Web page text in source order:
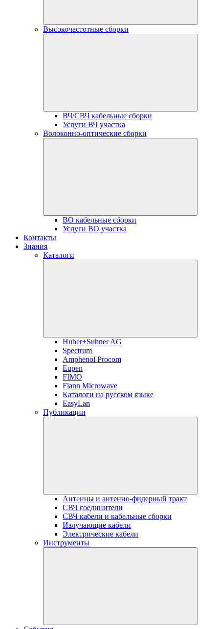
Высокочастотные сборки
ВЧ/СВЧ кабельные сборки
Услуги ВЧ участка
Волоконно-оптические сборки
ВО кабельные сборки
Услуги ВО участка
Контакты
Знания
Каталоги
Huber+Suhner AG
Spectrum
Amphenol Procom
Eupen
FIMO
Flann Microwave
Каталоги на русском языке
EasyLan
Публикации
Антенны и антенно-фидерный тракт
СВЧ соединители
СВЧ кабели и кабельные сборки
Излучающие кабели
Электрические кабели
Инструменты